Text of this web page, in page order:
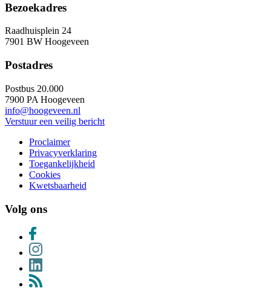
Bezoekadres
Raadhuisplein 24
7901 BW Hoogeveen
Postadres
Postbus 20.000
7900 PA Hoogeveen
info@hoogeveen.nl
Verstuur een veilig bericht
Proclaimer
Privacyverklaring
Toegankelijkheid
Cookies
Kwetsbaarheid
Volg ons